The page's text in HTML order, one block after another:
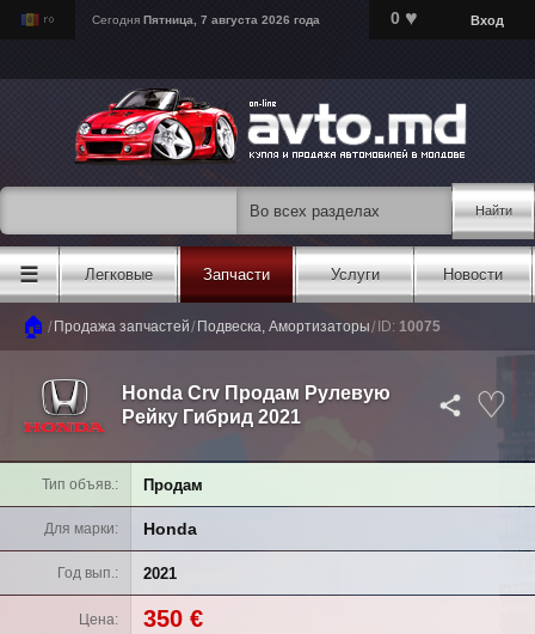
Сегодня Пятница, 7 августа 2026 года 0 ♥ Вход
Найти
☰ Легковые Запчасти Услуги Новости
🏠 / Продажа запчастей/ Подвеска, Амортизаторы/ ID: 10075
Honda Crv Продам Рулевую
Рейку Гибрид 2021
Тип объяв. Продам
Для марки Honda
Год вып. 2021
Цена 350 €